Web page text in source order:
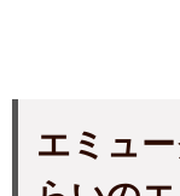
エミュ